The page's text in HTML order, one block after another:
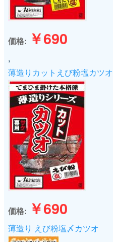
価格 ￥690
,
薄造りカットえび粉塩カツオ
価格 ￥690
薄造り えび粉塩〆カツオ